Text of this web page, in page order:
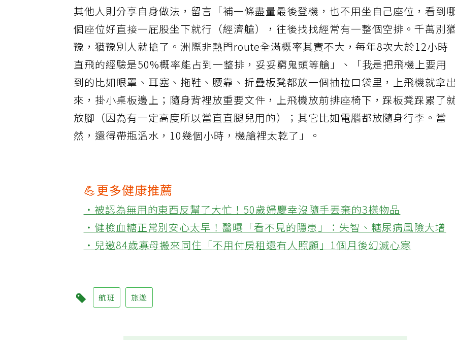
其他人則分享自身做法，留言「補一條盡量最後登機，也不用坐自己座位，看到
個座位好直接一屁股坐下就行（經濟艙），往後找找經常有一整個空排。千萬別猶
豫，猶豫別人就搶了。洲際非熱門route全滿概率其實不大，每年8次大於12小時
直飛的經驗是50%概率能占到一整排，妥妥窮鬼頭等艙」、「我是把飛機上要用
到的比如眼罩、耳塞、拖鞋、腰靠、折疊板凳都放一個抽拉口袋里，上飛機就拿出
來，掛小桌板邊上；隨身背裡放重要文件，上飛機放前排座椅下，踩板凳踩累了
放腳（因為有一定高度所以當直直腿兒用的）；其它比如電腦都放隨身行李。當
然，還得帶瓶溫水，10幾個小時，機艙裡太乾了」。
💪更多健康推薦
‧被認為無用的東西反幫了大忙！50歲婦慶幸沒隨手丟棄的3樣物品
‧健檢血糖正常別安心太早！醫曝「看不見的隱患」：失智、糖尿病風險大增
‧兒邀84歲寡母搬來同住「不用付房租還有人照顧」1個月後幻滅心寒
航班 旅遊